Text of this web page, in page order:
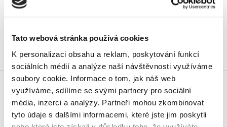
Tato webová stránka používá cookies
K personalizaci obsahu a reklam, poskytování funkcí
sociálních médií a analýze naší návštěvnosti využíváme
soubory cookie. Informace o tom, jak náš web
využíváme, sdílíme se svými partnery pro sociální
média, inzerci a analýzy. Partneři mohou zkombinovat
tyto údaje s dalšími informacemi, které jste jim poskytli
768,35 Kč vč. DPH
Koupit
Skladem
Myš bezdrátová Kensington Pro
Fit, červená
635 Kč
768,35 Kč vč. DPH